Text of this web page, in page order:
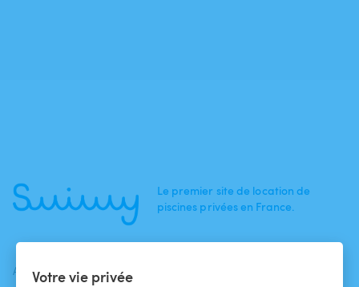
Votre vie privée
Le premier site de location de
piscines privées en France.
ACTUALITÉS